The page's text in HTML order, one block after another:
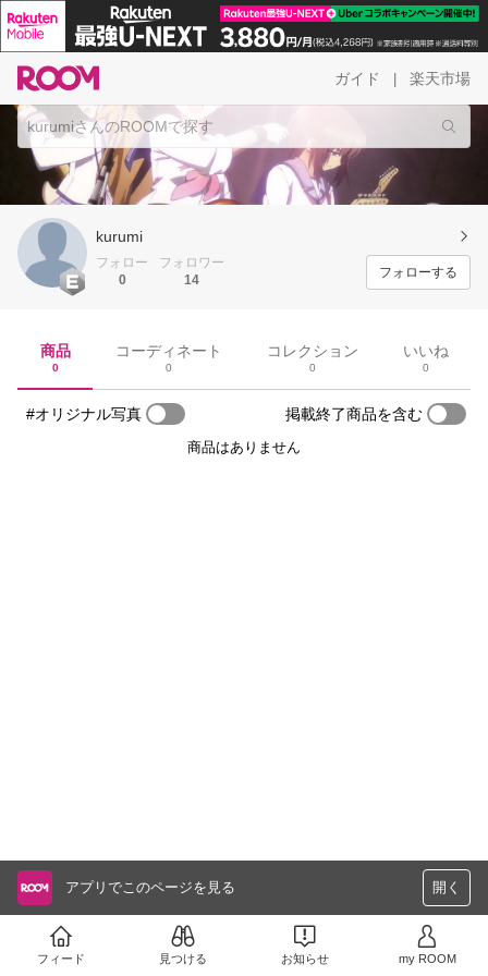
ガイド 楽天市場
kurumi
フォロー
0
フォロワー
14
フォローする
商品
0
コーディネート
0
コレクション
0
いいね
0
#オリジナル写真 掲載終了商品を含む
商品はありません
アプリでこのページを見る 開く
フィード 見つける お知らせ my ROOM